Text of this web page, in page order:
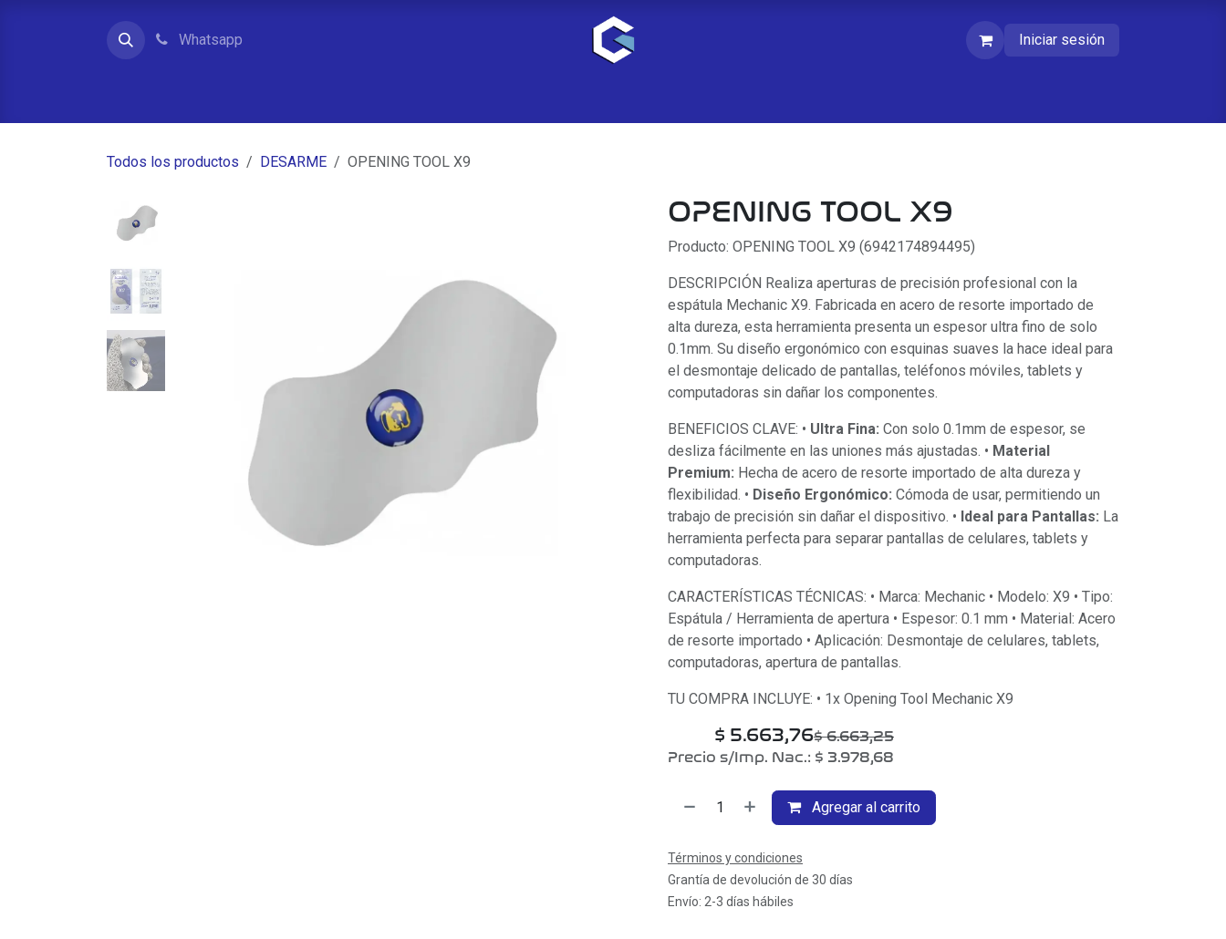
Whatsapp
Iniciar sesión
Todos los productos DESARME OPENING TOOL X9
OPENING TOOL X9
Producto: OPENING TOOL X9 (6942174894495)
DESCRIPCIÓN Realiza aperturas de precisión profesional con la
espátula Mechanic X9. Fabricada en acero de resorte importado de
alta dureza, esta herramienta presenta un espesor ultra fino de solo
0.1mm. Su diseño ergonómico con esquinas suaves la hace ideal para
el desmontaje delicado de pantallas, teléfonos móviles, tablets y
computadoras sin dañar los componentes.
BENEFICIOS CLAVE: • Ultra Fina: Con solo 0.1mm de espesor, se
desliza fácilmente en las uniones más ajustadas. • Material
Premium: Hecha de acero de resorte importado de alta dureza y
flexibilidad. • Diseño Ergonómico: Cómoda de usar, permitiendo un
trabajo de precisión sin dañar el dispositivo. • Ideal para Pantallas: La
herramienta perfecta para separar pantallas de celulares, tablets y
computadoras.
CARACTERÍSTICAS TÉCNICAS: • Marca: Mechanic • Modelo: X9 • Tipo:
Espátula / Herramienta de apertura • Espesor: 0.1 mm • Material: Acero
de resorte importado • Aplicación: Desmontaje de celulares, tablets,
computadoras, apertura de pantallas.
TU COMPRA INCLUYE: • 1x Opening Tool Mechanic X9
$ 5.663,76$6.663,25
Precio s/Imp. Nac.: $ 3.978,68
Agregar al carrito
Términos y condiciones
Grantía de devolución de 30 días
Envío: 2-3 días hábiles